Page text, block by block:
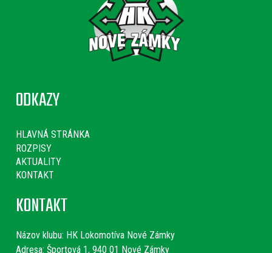
ODKAZY
HLAVNÁ STRÁNKA
ROZPISY
AKTUALITY
KONTAKT
KONTAKT
Názov klubu: HK Lokomotíva Nové Zámky
Adresa: Športová 1, 940 01 Nové Zámky